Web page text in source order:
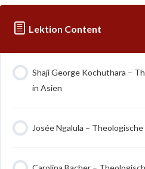
Lektion Content
Shaji George Kochuthara –
in Asien
Josée Ngalula –